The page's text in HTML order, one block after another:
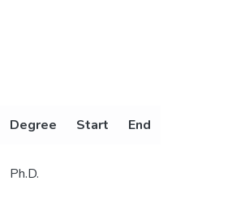
Degree Start End
Ph.D.